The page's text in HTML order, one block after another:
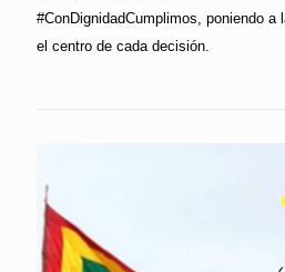
#ConDignidadCumplimos, poniendo a
el centro de cada decisión.